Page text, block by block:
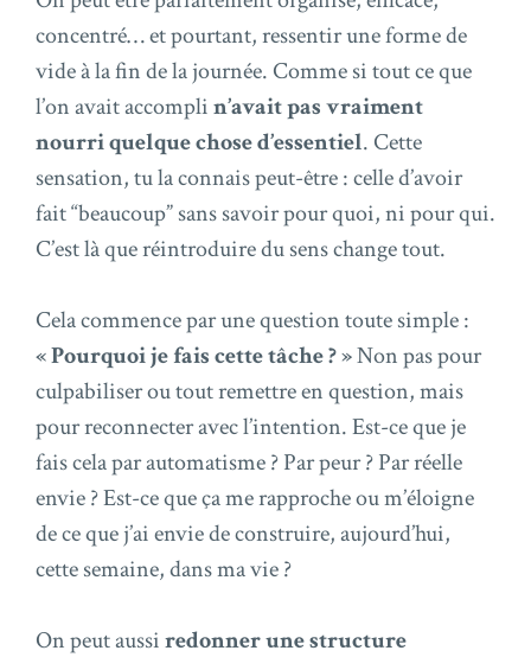
concentré… et pourtant, ressentir une forme de
vide à la fin de la journée. Comme si tout ce que
l’on avait accomplin’avait pas vraiment
nourri quelque chose d’essentiel. Cette
sensation, tu la connais peut-être : celle d’avoir
fait “beaucoup” sans savoir pour quoi, ni pour qui.
C’est là que réintroduire du sens change tout.
Cela commence par une question toute simple :
« Pourquoi je fais cette tâche ? »Non pas pour
culpabiliser ou tout remettre en question, mais
pour reconnecter avec l’intention. Est-ce que je
fais cela par automatisme ? Par peur ? Par réelle
envie ? Est-ce que ça me rapproche ou m’éloigne
de ce que j’ai envie de construire, aujourd’hui,
cette semaine, dans ma vie ?
On peut aussiredonner une structure